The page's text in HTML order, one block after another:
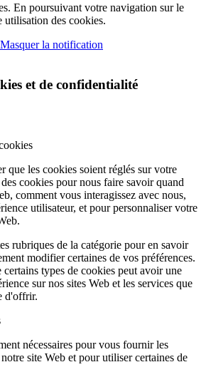
En poursuivant votre navigation sur le
utilisation des cookies.
Masquer la notification
et de confidentialité
que les cookies soient réglés sur votre
cookies pour nous faire savoir quand
comment vous interagissez avec nous,
utilisateur, et pour personnaliser votre
rubriques de la catégorie pour en savoir
modifier certaines de vos préférences.
types de cookies peut avoir une
sur nos sites Web et les services que
d'offrir.
nécessaires pour vous fournir les
site Web et pour utiliser certaines de